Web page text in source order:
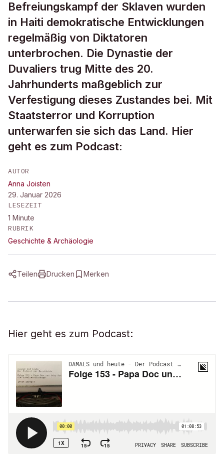
Befreiungskampf der Sklaven wurden
in Haiti demokratische Entwicklungen
regelmäßig von Diktatoren
unterbrochen. Die Dynastie der
Duvaliers trug Mitte des 20.
Jahrhunderts maßgeblich zur
Verfestigung dieses Zustandes bei. Mit
Staatsterror und Korruption
unterwarfen sie sich das Land. Hier
geht es zum Podcast:
AUTOR
Anna Joisten
29. Januar 2026
LESEZEIT
1 Minute
RUBRIK
Geschichte & Archäologie
Teilen Drucken Merken
Hier geht es zum Podcast: